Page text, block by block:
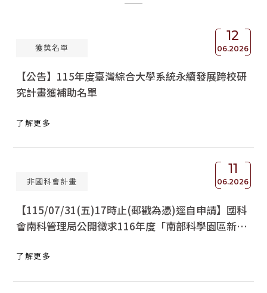
活動訊息
12
06.2026
獲獎名單
【公告】115年度臺灣綜合大學系統永續發展跨校研
究計畫獲補助名單
了解更多
11
06.2026
非國科會計畫
【115/07/31(五)17時止(郵戳為憑)逕自申請】國科
會南科管理局公開徵求116年度「南部科學園區新興
了解更多